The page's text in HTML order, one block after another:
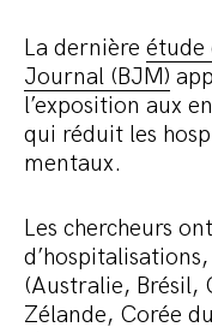
La dernière étude
Journal (BJM)
l’exposition aux
qui réduit les
mentaux.
Les chercheurs
(Australie, Brésil,
Zélande, Corée